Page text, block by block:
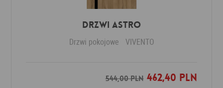
Drzwi ASTRO
Drzwi pokojowe VIVENTO
544,00 PLN462,40 PLN
Dodaj do ulubionych